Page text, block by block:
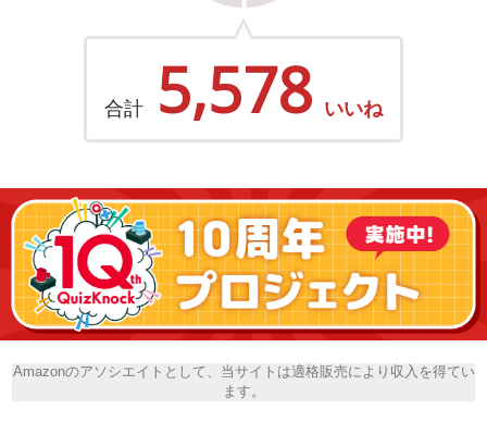
合計 5,578 いいね
Amazonのアソシエイトとして、当サイトは適格販売により収入を得てい
ます。